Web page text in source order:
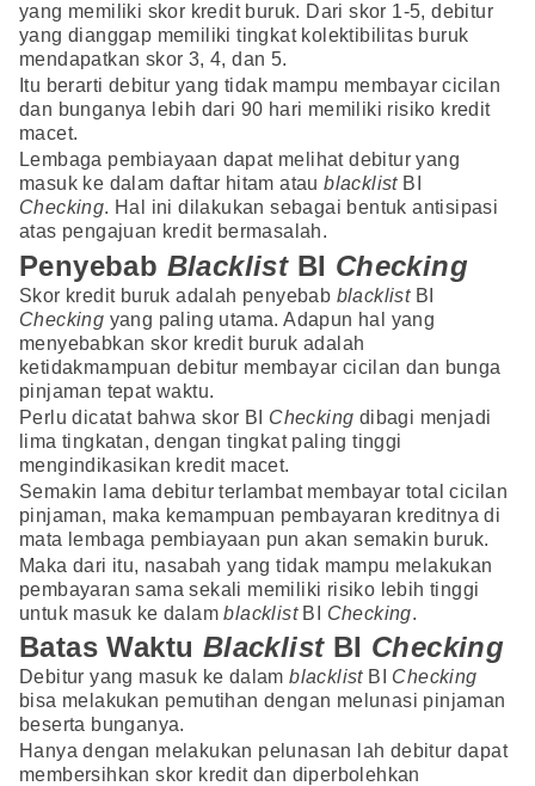
yang memiliki skor kredit buruk. Dari skor 1-5, debitur
yang dianggap memiliki tingkat kolektibilitas buruk
mendapatkan skor 3, 4, dan 5.
Itu berarti debitur yang tidak mampu membayar cicilan
dan bunganya lebih dari 90 hari memiliki risiko kredit
macet.
Lembaga pembiayaan dapat melihat debitur yang
masuk ke dalam daftar hitam ataublacklistBI
Checking. Hal ini dilakukan sebagai bentuk antisipasi
atas pengajuan kredit bermasalah.
Penyebab BlacklistBI Checking
Skor kredit buruk adalah penyebab blacklistBI
Checking yang paling utama. Adapun hal yang
menyebabkan skor kredit buruk adalah
ketidakmampuan debitur membayar cicilan dan bunga
pinjaman tepat waktu.
Perlu dicatat bahwa skor BI Checking dibagi menjadi
lima tingkatan, dengan tingkat paling tinggi
mengindikasikan kredit macet.
Semakin lama debitur terlambat membayar total cicilan
pinjaman, maka kemampuan pembayaran kreditnya di
mata lembaga pembiayaan pun akan semakin buruk.
Maka dari itu, nasabah yang tidak mampu melakukan
pembayaran sama sekali memiliki risiko lebih tinggi
untuk masuk ke dalamblacklistBI Checking.
Batas Waktu BlacklistBI Checking
Debitur yang masuk ke dalamblacklistBI Checking
bisa melakukan pemutihan dengan melunasi pinjaman
beserta bunganya.
Hanya dengan melakukan pelunasan lah debitur dapat
membersihkan skor kredit dan diperbolehkan